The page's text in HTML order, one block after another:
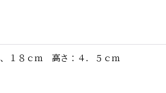
１８ｃｍ 高さ：４．５ｃｍ